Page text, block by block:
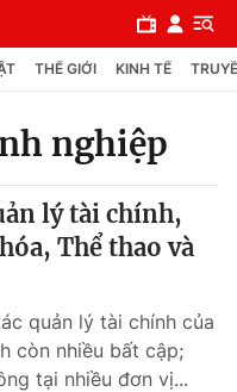
THẾ GIỚI KINH TẾ
nghiệp
lý tài chính,
Thể thao và
quản lý tài chính của
còn nhiều bất cập;
tại nhiều đơn vị...